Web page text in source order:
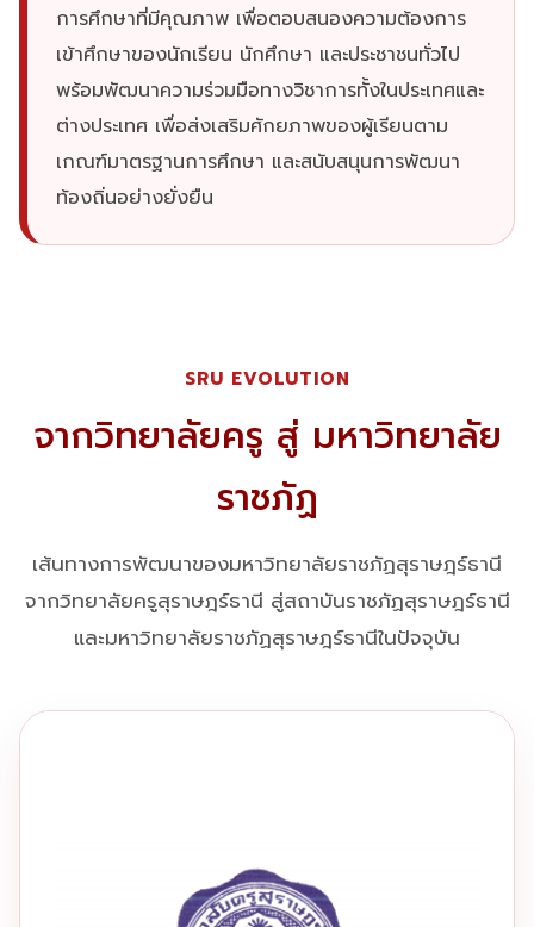
การศึกษาที่มีคุณภาพ เพื่อตอบสนองความต้องการ
เข้าศึกษาของนักเรียน นักศึกษา และประชาชนทั่วไป
พร้อมพัฒนาความร่วมมือทางวิชาการทั้งในประเทศและ
ต่างประเทศ เพื่อส่งเสริมศักยภาพของผู้เรียนตาม
เกณฑ์มาตรฐานการศึกษา และสนับสนุนการพัฒนา
ท้องถิ่นอย่างยั่งยืน
SRU EVOLUTION
จากวิทยาลัยครู สู่ มหาวิทยาลัย
ราชภัฏ
เส้นทางการพัฒนาของมหาวิทยาลัยราชภัฏสุราษฎร์ธานี
จากวิทยาลัยครูสุราษฎร์ธานี สู่สถาบันราชภัฏสุราษฎร์ธานี
และมหาวิทยาลัยราชภัฏสุราษฎร์ธานีในปัจจุบัน